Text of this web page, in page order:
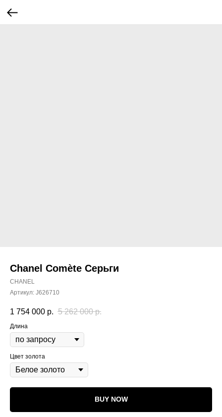
Chanel Comète Серьги
CHANEL
Артикул: J626710
1 754 000 р. 5 262 000 р.
Длина
Цвет золота
BUY NOW